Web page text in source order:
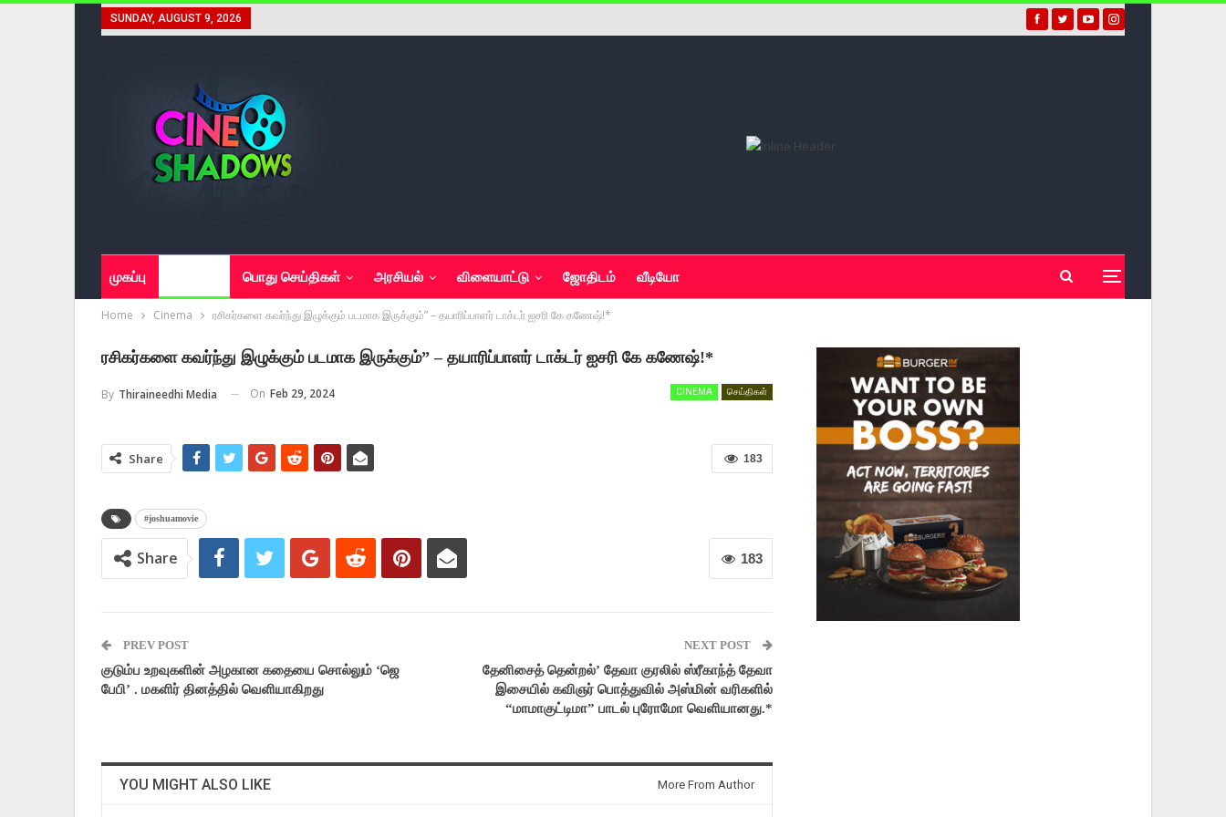
SUNDAY, AUGUST 9, 2026
முகப்பு பொது செய்திகள் அரசியல் விளையாட்டு ஜோதிடம் வீடியோ
Home Cinema ரசிகர்களை கவர்ந்து இழுக்கும் படமாக இருக்கும்” – தயாரிப்பாளர் டாக்டர் ஐசரி கே கணேஷ்!*
ரசிகர்களை கவர்ந்து இழுக்கும் படமாக இருக்கும்” – தயாரிப்பாளர் டாக்டர் ஐசரி கே கணேஷ்!*
CINEMA செய்திகள்
By Thiraineedhi Media On Feb 29, 2024
183
Share
#joshuamovie
183
Share
PREV POST
குடும்ப உறவுகளின் அழகான கதையை சொல்லும் ‘ஜெ
பேபி’ . மகளிர் தினத்தில் வெளியாகிறது
NEXT POST
தேனிசைத் தென்றல்’ தேவா குரலில் ஸ்ரீகாந்த் தேவா
இசையில் கவிஞர் பொத்துவில் அஸ்மின் வரிகளில்
“மாமாகுட்டிமா” பாடல் புரோமோ வெளியானது.*
YOU MIGHT ALSO LIKE More From Author